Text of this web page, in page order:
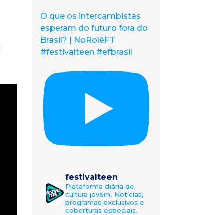
O que os intercambistas
esperam do futuro fora do
Brasil? | NoRolêFT
#festivalteen #efbrasil
festivalteen
Plataforma diária de
cultura jovem. Notícias,
programas exclusivos e
coberturas especiais.